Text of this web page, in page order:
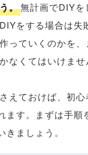
。無計画でDIYを
をする場合は失
っていくのかを
なくてはいけませ
えておけば、初
ます。まずは手順
ましょう。